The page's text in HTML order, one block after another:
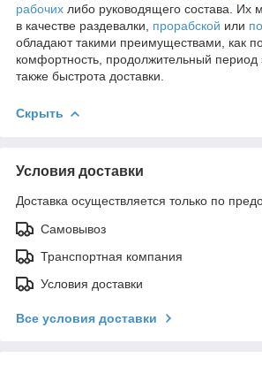
рабочих либо руководящего состава. Их
в качестве раздевалки, прорабской или
обладают такими преимуществами, как
комфортность, продолжительный период
также быстрота доставки.
Скрыть
Условия доставки
Доставка осуществляется только по
Самовывоз
Транспортная компания
Условия доставки
Все условия доставки